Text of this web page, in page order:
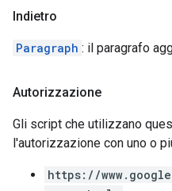
Indietro
Paragraph : il paragrafo
Autorizzazione
Gli script che utilizzano
l'autorizzazione con uno o
https://